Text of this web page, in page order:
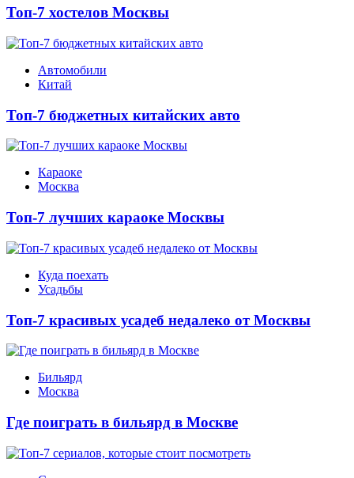
Топ-7 хостелов Москвы
Автомобили
Китай
Топ-7 бюджетных китайских авто
Караоке
Москва
Топ-7 лучших караоке Москвы
Куда поехать
Усадьбы
Топ-7 красивых усадеб недалеко от Москвы
Бильярд
Москва
Где поиграть в бильярд в Москве